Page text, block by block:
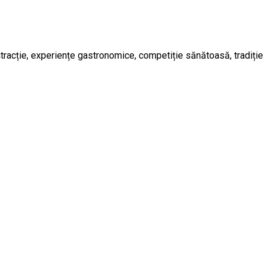
experiențe gastronomice, competiție sănătoasă, tradiție